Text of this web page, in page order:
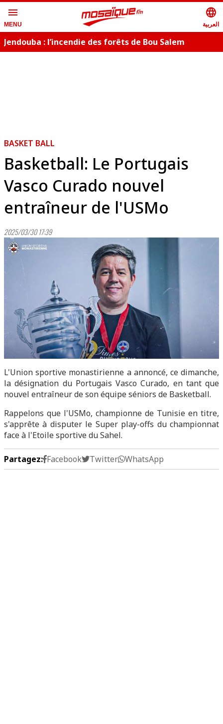
menu
MENU
language
العربية
Jendouba : l’incendie des forêts de Bou Salem
BASKET BALL
Basketball: Le Portugais
Vasco Curado nouvel
entraîneur de l'USMo
2025/03/30 17:39
L'Union sportive monastirienne a annoncé, ce dimanche,
la désignation du Portugais Vasco Curado, en tant que
nouvel entraîneur de son équipe séniors de Basketball.
Rappelons que l'USMo, championne de Tunisie en titre,
s'apprête à disputer le Super play-offs du championnat
face à l'Etoile sportive du Sahel.
Partagez: Facebook Twitter WhatsApp